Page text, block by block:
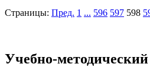
Страницы: Пред. 1 ... 596 597 598
Учебно-